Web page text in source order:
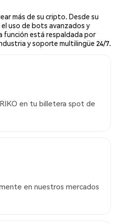
más de su cripto. Desde su
uso de bots avanzados y
función está respaldada por
y soporte multilingüe 24/7.
en tu billetera spot de
en nuestros mercados